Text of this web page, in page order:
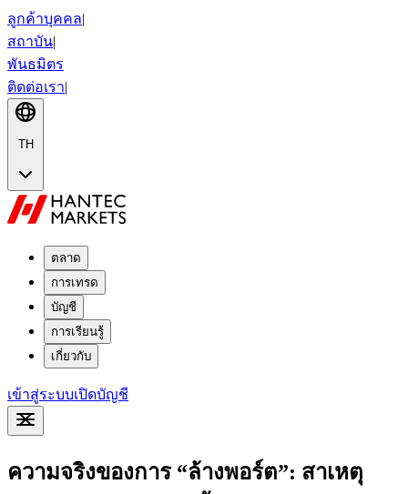
ลูกค้าบุคคล|
สถาบัน|
พันธมิตร
ติดต่อเรา|
TH
ตลาด
การเทรด
บัญชี
การเรียนรู้
เกี่ยวกับ
เข้าสู่ระบบเปิดบัญชี
ความจริงของการ “ล้างพอร์ต”: สาเหตุ